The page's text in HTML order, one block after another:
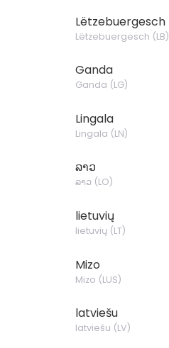
Lëtzebuergesch
Lëtzebuergesch (LB)
Ganda
Ganda (LG)
Lingala
Lingala (LN)
ລາວ
ລາວ (LO)
lietuvių
lietuvių (LT)
Mizo
Mizo (LUS)
latviešu
latviešu (LV)